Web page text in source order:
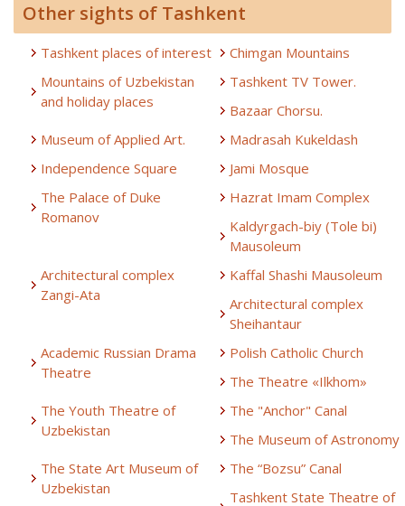
Other sights of Tashkent
Tashkent places of interest
Chimgan Mountains
Mountains of Uzbekistan
and holiday places
Tashkent TV Tower.
Bazaar Chorsu.
Museum of Applied Art.
Madrasah Kukeldash
Independence Square
Jami Mosque
The Palace of Duke
Romanov
Hazrat Imam Complex
Kaldyrgach-biy (Tole bi)
Mausoleum
Architectural complex
Zangi-Ata
Kaffal Shashi Mausoleum
Architectural complex
Sheihantaur
Academic Russian Drama
Theatre
Polish Catholic Church
The Theatre «Ilkhom»
The Youth Theatre of
Uzbekistan
The "Anchor" Canal
The Museum of Astronomy
The State Art Museum of
Uzbekistan
The “Bozsu” Canal
Tashkent State Theatre of